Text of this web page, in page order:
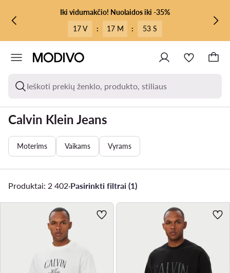
PEREITI PRIE PAGRINDINIO TURINIO
PEREITI Į PAIEŠKĄIki vidurnakčio! Nuolaidos iki -35%
17 V
: 17 M : 51 S
Ieškoti prekių ženklo, produkto, stiliaus
Calvin Klein Jeans
Moterims Vaikams Vyrams
Produktai: 2 402·Pasirinkti filtrai (1)